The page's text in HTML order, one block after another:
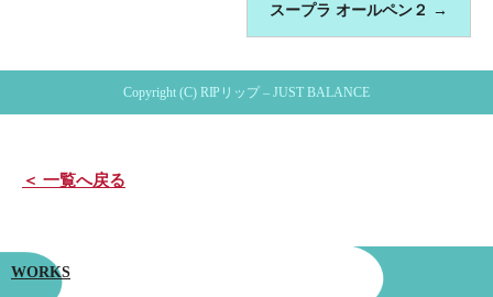
スープラ オールペン２ →
Copyright (C) RIPリップ – JUST BALANCE
＜ 一覧へ戻る
WORKS